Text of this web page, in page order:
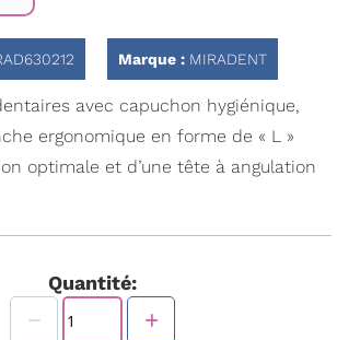
Marque : MIRADENT
avec capuchon hygiénique,
ergonomique en forme de « L »
optimale et d’une tête à angulation
Quantité: